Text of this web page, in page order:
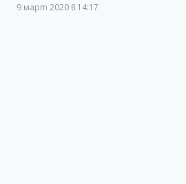
9 март 2020 в 14:17